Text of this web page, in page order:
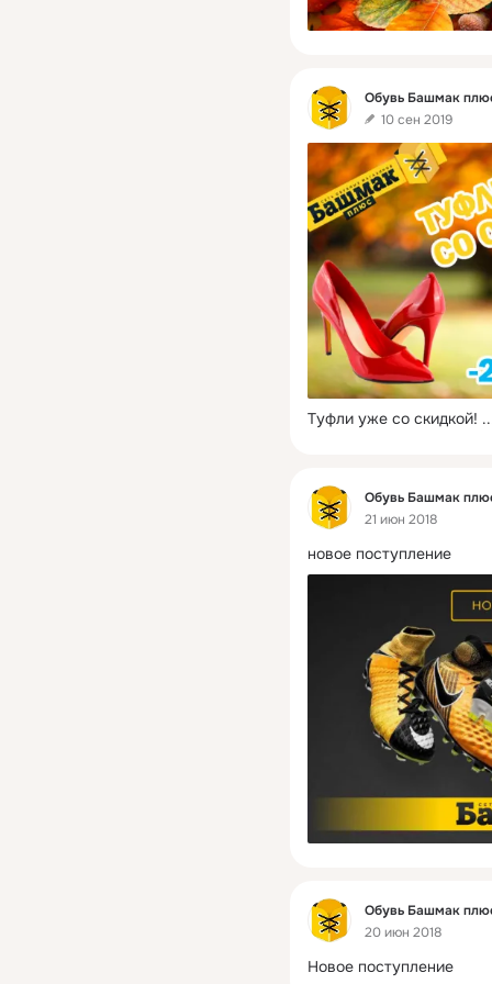
Фид
Обувь Башмак
10 сен 2019
Туфли уже со скидкой!
Фид
Обувь Башмак
21 июн 2018
новое поступление
Фид
Обувь Башмак
20 июн 2018
Новое поступление